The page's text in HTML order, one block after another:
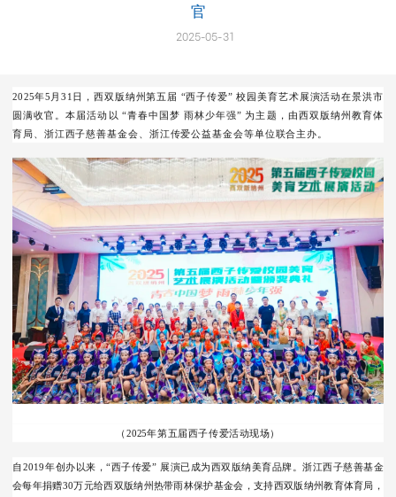
官
2025-05-31
2025年5月31日，西双版纳州第五届 “西子传爱” 校园美育艺术展演活动在景洪市
圆满收官 。本届活动以 “青春中国梦 雨林少年强” 为主题，由西双版纳州教育体
育局、浙江西子慈善基金会、 浙江传爱公益基金会等单位联合主办。
（2025年第五届西子传爱活动现场）
自2019年创办以来，“西子传爱” 展演已成为西双版纳美育品牌。浙江西子慈善基金
会每年捐赠30万元给西双版纳州热带雨林保护基金会，支持西双版纳州教育体育局，